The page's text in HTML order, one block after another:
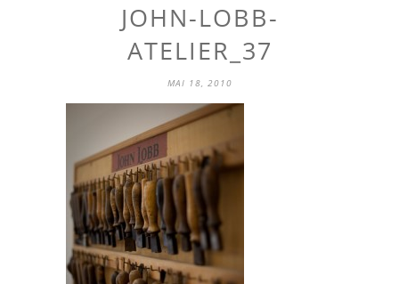
JOHN-LOBB-
ATELIER_37
MAI 18, 2010